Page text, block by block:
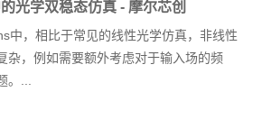
光学双稳态仿真 - 摩尔芯创
中，相比于常见的线性光学仿真，非线性
杂，例如需要额外考虑对于输入场的频
...